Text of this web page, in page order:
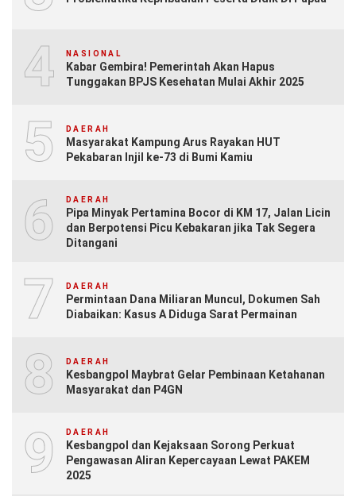
4 NASIONAL
Kabar Gembira! Pemerintah Akan Hapus
Tunggakan BPJS Kesehatan Mulai Akhir 2025
5 DAERAH
Masyarakat Kampung Arus Rayakan HUT
Pekabaran Injil ke-73 di Bumi Kamiu
6 DAERAH
Pipa Minyak Pertamina Bocor di KM 17, Jalan Licin
dan Berpotensi Picu Kebakaran jika Tak Segera
Ditangani
7 DAERAH
Permintaan Dana Miliaran Muncul, Dokumen Sah
Diabaikan: Kasus A Diduga Sarat Permainan
8 DAERAH
Kesbangpol Maybrat Gelar Pembinaan Ketahanan
Masyarakat dan P4GN
9 DAERAH
Kesbangpol dan Kejaksaan Sorong Perkuat
Pengawasan Aliran Kepercayaan Lewat PAKEM
2025